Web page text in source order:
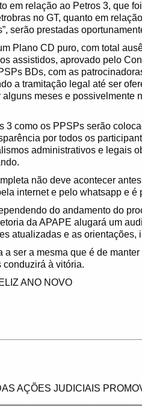
em relação ao Petros 3, que
no GT, quanto em
serão prestadas
Plano CD puro, com total
assistidos, aprovado pelo
BDs, com as
a tramitação legal até ser
meses e possivelmente
3 como os PPSPs serão
por todos os
administrativos e legais
não deve acontecer
internet e pelo whatsapp e é
do andamento do
da APAPE alugará um
atualizadas e as
a ser a mesma que é de
à vitória.
ANO NOVO
AÇÕES JUDICIAIS